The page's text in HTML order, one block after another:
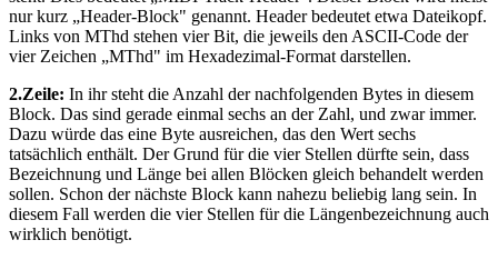
nur kurz „Header-Block" genannt. Header bedeutet etwa Dateikopf.
Links von MThd stehen vier Bit, die jeweils den ASCII-Code der
vier Zeichen „MThd" im Hexadezimal-Format darstellen.
2.Zeile: In ihr steht die Anzahl der nachfolgenden Bytes in diesem
Block. Das sind gerade einmal sechs an der Zahl, und zwar immer.
Dazu würde das eine Byte ausreichen, das den Wert sechs
tatsächlich enthält. Der Grund für die vier Stellen dürfte sein, dass
Bezeichnung und Länge bei allen Blöcken gleich behandelt werden
sollen. Schon der nächste Block kann nahezu beliebig lang sein. In
diesem Fall werden die vier Stellen für die Längenbezeichnung auch
wirklich benötigt.